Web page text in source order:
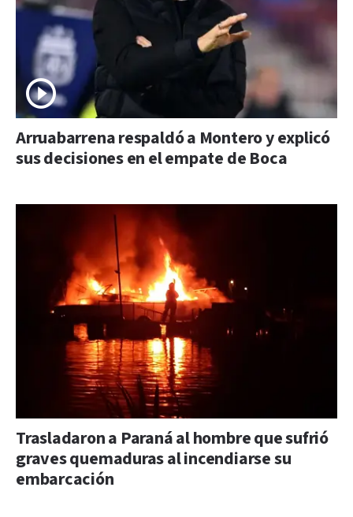
Arruabarrena respaldó a Montero y explicó
sus decisiones en el empate de Boca
Trasladaron a Paraná al hombre que sufrió
graves quemaduras al incendiarse su
embarcación